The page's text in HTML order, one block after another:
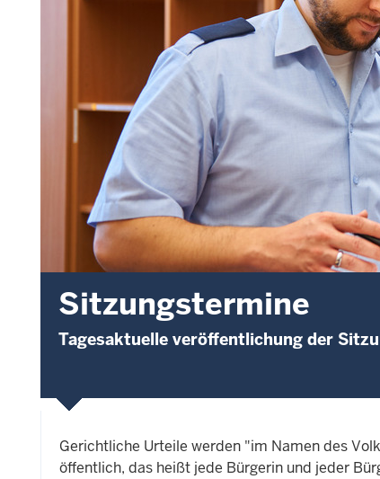
Sitzungstermine
Tagesaktuelle veröffentlichung der
Gerichtliche Urteile werden "im Namen des
öffentlich, das heißt jede Bürgerin und jeder